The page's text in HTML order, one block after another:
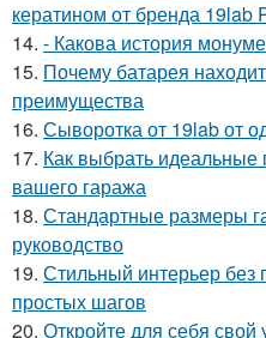
кератином от бренда 19lab
14. - Какова история
15. Почему батарея
преимущества
16. Сыворотка от 19lab от
17. Как выбрать
вашего гаража
18. Стандартные размеры
руководство
19. Стильный интерьер
простых шагов
20. Откройте для себя свой